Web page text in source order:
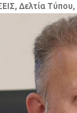
,Δελτία Τύπου,